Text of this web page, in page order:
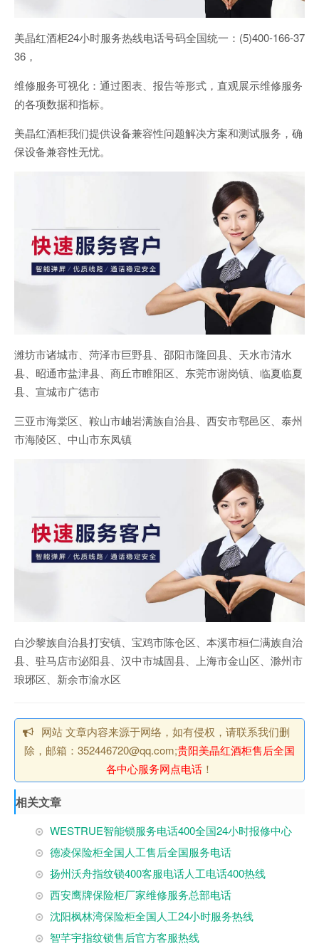
美晶红酒柜24小时服务热线电话号码全国统一：(5)400-166-37
36，
维修服务可视化：通过图表、报告等形式，直观展示维修服务
的各项数据和指标。
美晶红酒柜我们提供设备兼容性问题解决方案和测试服务，确
保设备兼容性无忧。
潍坊市诸城市、菏泽市巨野县、邵阳市隆回县、天水市清水
县、昭通市盐津县、商丘市睢阳区、东莞市谢岗镇、临夏临夏
县、宣城市广德市
三亚市海棠区、鞍山市岫岩满族自治县、西安市鄠邑区、泰州
市海陵区、中山市东凤镇
白沙黎族自治县打安镇、宝鸡市陈仓区、本溪市桓仁满族自治
县、驻马店市泌阳县、汉中市城固县、上海市金山区、滁州市
琅琊区、新余市渝水区
网站 文章内容来源于网络，如有侵权，请联系我们删
除，邮箱：352446720@qq.com;贵阳美晶红酒柜售后全国
各中心服务网点电话 ！
相关文章
WESTRUE智能锁服务电话400全国24小时报修中心
德凌保险柜全国人工售后全国服务电话
扬州沃舟指纹锁400客服电话人工电话400热线
西安鹰牌保险柜厂家维修服务总部电话
沈阳枫林湾保险柜全国人工24小时服务热线
智芊宇指纹锁售后官方客服热线